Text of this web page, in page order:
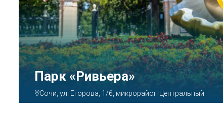
Аквапарк «АКВАЛОО»
Сочи, ул. Декабристов, 78б